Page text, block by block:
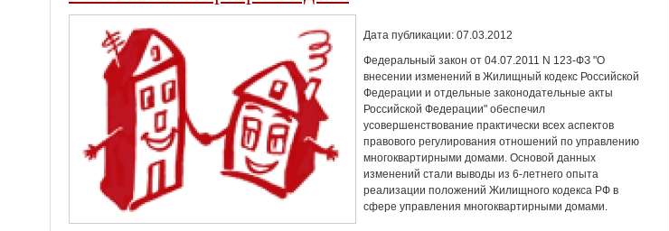
Дата публикации: 07.03.2012
Федеральный закон от 04.07.2011 N 123-ФЗ "О
внесении изменений в Жилищный кодекс Российской
Федерации и отдельные законодательные акты
Российской Федерации" обеспечил
усовершенствование практически всех аспектов
правового регулирования отношений по управлению
многоквартирными домами. Основой данных
изменений стали выводы из 6-летнего опыта
реализации положений Жилищного кодекса РФ в
сфере управления многоквартирными домами.